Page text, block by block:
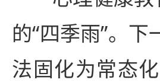
的“四季雨”。
法固化为常态